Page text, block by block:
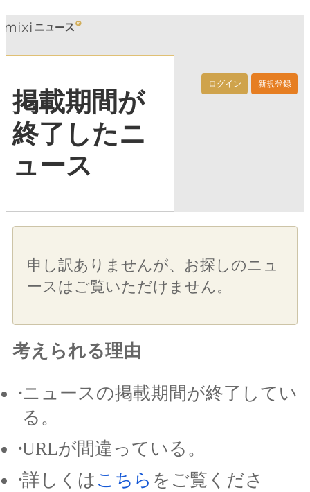
ログイン 新規登録
掲載期間が
終了したニ
ュース
申し訳ありませんが、お探しのニュ
ースはご覧いただけません。
考えられる理由
ニュースの掲載期間が終了してい
る。
URLが間違っている。
詳しくは こちら をご覧くださ